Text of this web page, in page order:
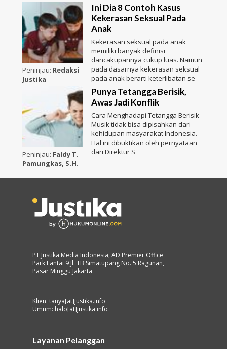
Peninjau: Redaksi
Justika
Ini Dia 8 Contoh Kasus
Kekerasan Seksual Pada
Anak
Kekerasan seksual pada anak
memiliki banyak definisi
dancakupannya cukup luas. Namun
pada dasarnya kekerasan seksual
pada anak berarti keterlibatan se
Peninjau: Faldy T.
Pamungkas, S.H.
Punya Tetangga Berisik,
Awas Jadi Konflik
Cara Menghadapi Tetangga Berisik –
Musik tidak bisa dipisahkan dari
kehidupan masyarakat Indonesia.
Hal ini dibuktikan oleh pernyataan
dari Direktur S
PT Justika Media Indonesia, AD Premier Office
Park Lantai 9 Jl. TB Simatupang No. 5 Ragunan,
Pasar Minggu Jakarta
Klien: tanya[at]justika.info
Umum: halo[at]justika.info
Layanan Pelanggan